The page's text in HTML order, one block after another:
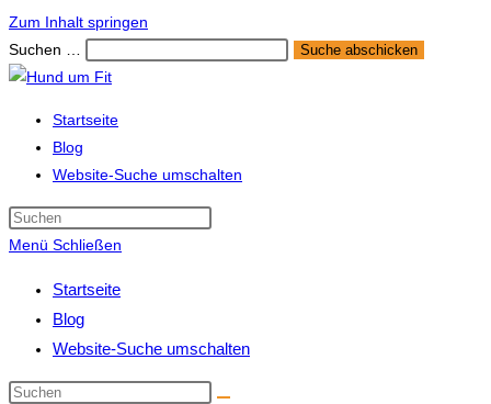
Zum Inhalt springen
Suchen …
Suche abschicken
Startseite
Blog
Website-Suche umschalten
Menü Schließen
Startseite
Blog
Website-Suche umschalten